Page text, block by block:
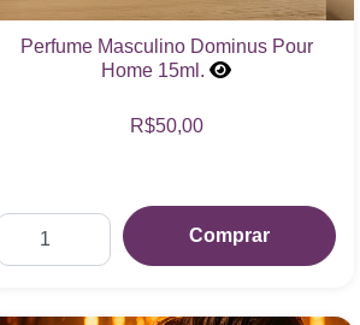
Perfume Masculino Dominus Pour
Home 15ml.
R$50,00
Comprar